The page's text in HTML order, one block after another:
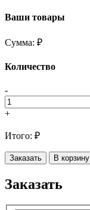
Ваши товары
Сумма: ₽
Количество
-
+
Итого: ₽
Заказать В корзину
Заказать